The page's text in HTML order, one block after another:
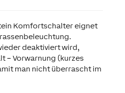
Komfortschalter eignet
deaktiviert wird,
– Vorwarnung (kurzes
man nicht überrascht im